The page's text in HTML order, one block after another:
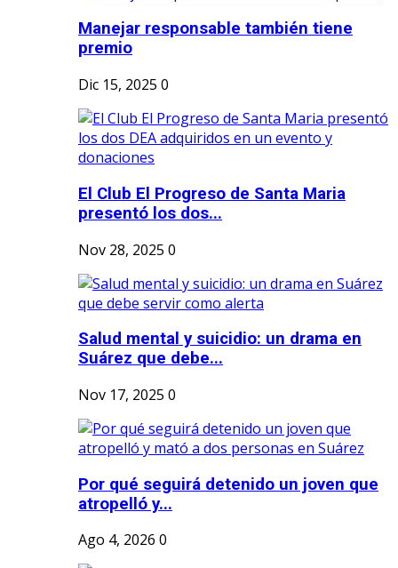
Manejar responsable también tiene
premio
Dic 15, 2025 0
El Club El Progreso de Santa Maria
presentó los dos...
Nov 28, 2025 0
Salud mental y suicidio: un drama en
Suárez que debe...
Nov 17, 2025 0
Por qué seguirá detenido un joven que
atropelló y...
Ago 4, 2026 0